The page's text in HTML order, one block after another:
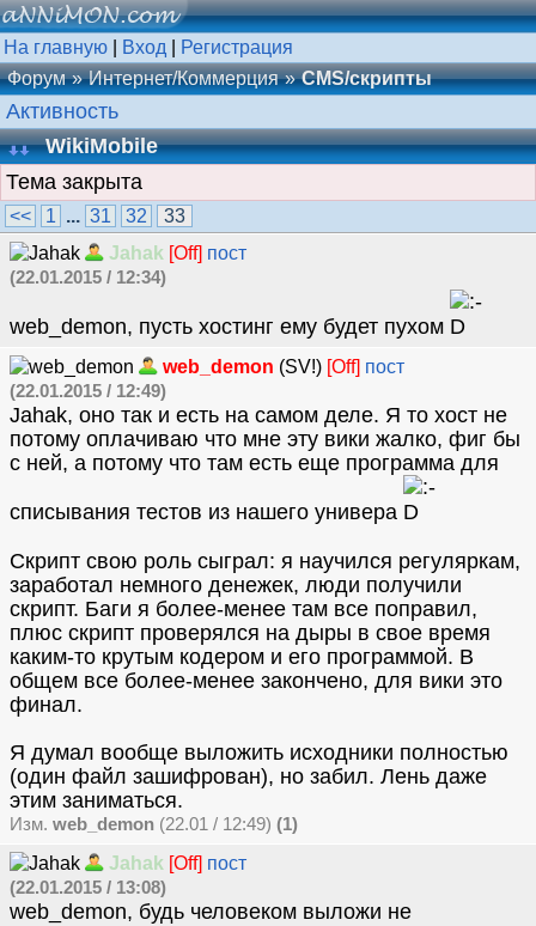
На главную Вход
Регистрация
Форум
Интернет/Коммерция CMS/скрипты
Активность
WikiMobile
Тема закрыта
<< 1 ... 31 32
33
Jahak [Off] пост
(22.01.2015 / 12:34)
web_demon, пусть хостинг ему будет пухом
web_demon (SV!) [Off] пост
(22.01.2015 / 12:49)
Jahak, оно так и есть на самом деле. Я то хост не
потому оплачиваю что мне эту вики жалко, фиг бы
с ней, а потому что там есть еще программа для
списывания тестов из нашего универа
Скрипт свою роль сыграл: я научился регуляркам,
заработал немного денежек, люди получили
скрипт. Баги я более-менее там все поправил,
плюс скрипт проверялся на дыры в свое время
каким-то крутым кодером и его программой. В
общем все более-менее закончено, для вики это
финал.
Я думал вообще выложить исходники полностью
(один файл зашифрован), но забил. Лень даже
этим заниматься.
Изм. web_demon (22.01 / 12:49) (1)
Jahak [Off] пост
(22.01.2015 / 13:08)
web_demon, будь человеком выложи не